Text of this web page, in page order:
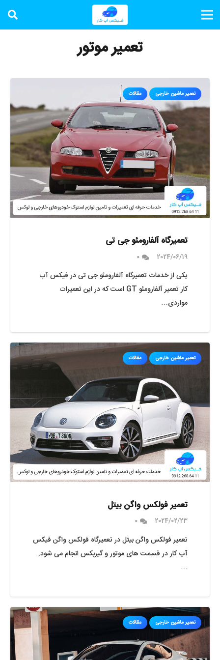
تعمیر موتور
تعمیر ماشین خارجی مقالات
تعمیرگاه آلفارومئو جی تی
2024/06/19
0
یکی از خدمات تعمیرگاه آلفارومئو جی تی در فیکس آپ
کار تعمیر آلفارومئو GT است که در این تعمیرات
مواردی…
تعمیر ماشین خارجی مقالات
تعمیر فولکس واگن بیتل
2024/02/23
0
تعمیر فولکس واگن بیتل در تعمیرگاه فولکس واگن فیکس
آپ کار در قسمت های موتور و گیربکس انجام می شود.
…
تعمیر ماشین خارجی مقالات